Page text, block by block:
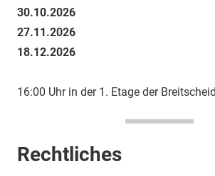
30.10.2026
27.11.2026
18.12.2026
16:00 Uhr in der 1. Etage der
Rechtliches